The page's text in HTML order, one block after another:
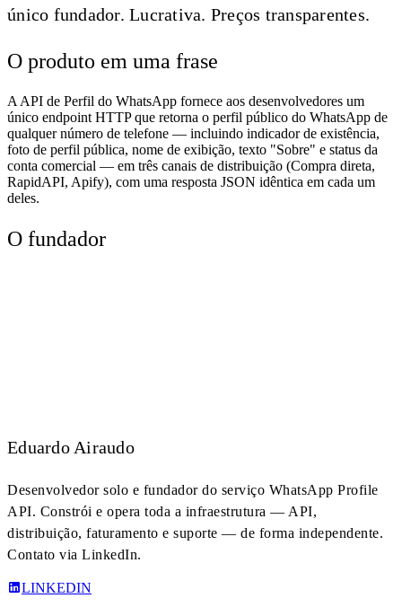
único fundador. Lucrativa. Preços transparentes.
O produto em uma frase
A API de Perfil do WhatsApp fornece aos desenvolvedores um
único endpoint HTTP que retorna o perfil público do WhatsApp de
qualquer número de telefone — incluindo indicador de existência,
foto de perfil pública, nome de exibição, texto "Sobre" e status da
conta comercial — em três canais de distribuição (Compra direta,
RapidAPI, Apify), com uma resposta JSON idêntica em cada um
deles.
O fundador
Eduardo Airaudo
Desenvolvedor solo e fundador do serviço WhatsApp Profile
API. Constrói e opera toda a infraestrutura — API,
distribuição, faturamento e suporte — de forma independente.
Contato via LinkedIn.
LINKEDIN